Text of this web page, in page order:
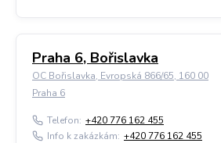
Praha 6, Bořislavka
OC Bořislavka, Evropská 866/65, 160 00
Praha 6
Telefon: +420 776 162 455
Info k zakázkám: +420 776 162 455